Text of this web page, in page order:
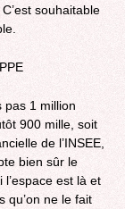
souhaitable
pas 1 million
900 mille, soit
de l’INSEE,
bien sûr le
est là et
qu’on ne le fait